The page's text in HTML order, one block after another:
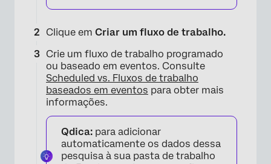
Clique em Criar um fluxo de trabalho.
Crie um fluxo de trabalho programado
ou baseado em eventos. Consulte
Scheduled vs. Fluxos de trabalho
baseados em eventos para obter mais
informações.
Qdica: para adicionar
automaticamente os dados dessa
pesquisa à sua pasta de trabalho